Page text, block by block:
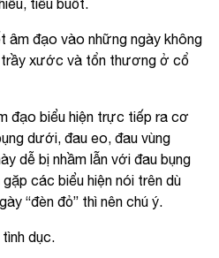
tiểu buốt.
âm đạo vào những ngày không
xước và tổn thương ở cổ
đạo biểu hiện trực tiếp ra cơ
dưới, đau eo, đau vùng
dễ bị nhầm lẫn với đau bụng
các biểu hiện nói trên dù
“đèn đỏ” thì nên chú ý.
tình dục.